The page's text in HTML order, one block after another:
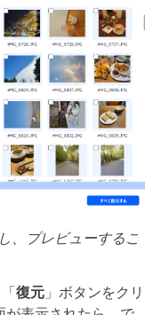
、プレビューするこ
復元」ボタンをクリ